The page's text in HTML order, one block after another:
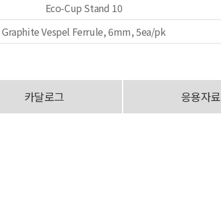
Eco-Cup Stand 10
Graphite Vespel Ferrule, 6mm, 5ea/pk
카달로그 응용자료